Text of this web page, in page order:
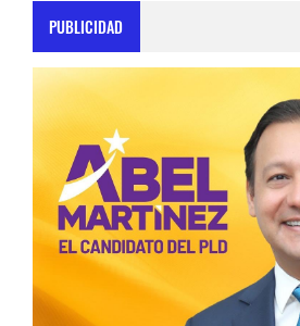
PUBLICIDAD